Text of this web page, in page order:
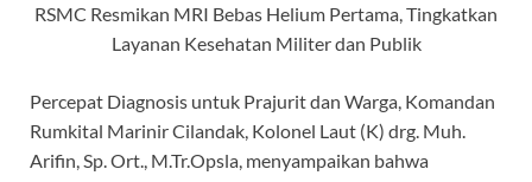
RSMC Resmikan MRI Bebas Helium Pertama, Tingkatkan
Layanan Kesehatan Militer dan Publik
Percepat Diagnosis untuk Prajurit dan Warga, Komandan
Rumkital Marinir Cilandak, Kolonel Laut (K) drg. Muh.
Arifin, Sp. Ort., M.Tr.Opsla, menyampaikan bahwa